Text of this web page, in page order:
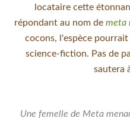
locataire cette
répondant au nom de meta
cocons, l'espèce
science-fiction. Pas de
sautera
Une femelle de Meta